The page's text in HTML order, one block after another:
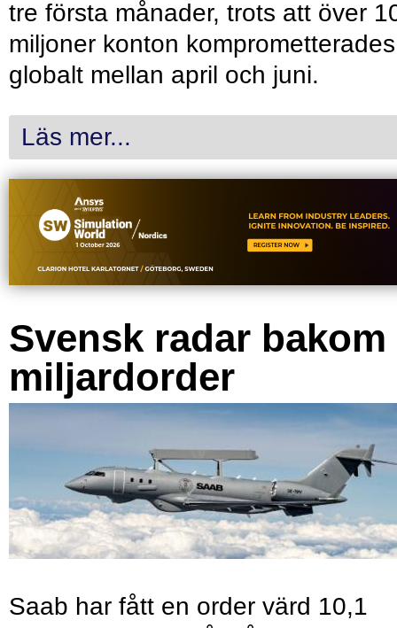
tre första månader, trots att över
miljoner konton komprometterades
globalt mellan april och juni.
Läs mer...
Svensk radar bakom
miljardorder
Saab har fått en order värd 10,1